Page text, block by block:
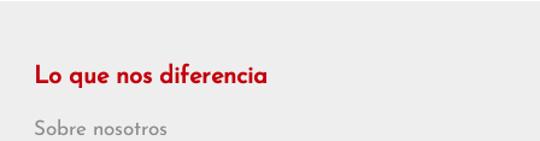
Lo que nos diferencia
Sobre nosotros